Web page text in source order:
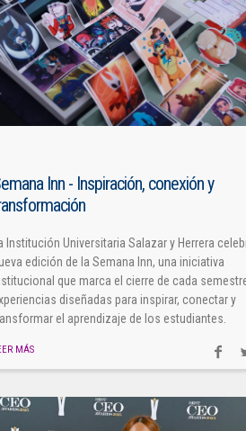
Inn - Inspiración, conexión y
Institución Universitaria Salazar y Herrera
edición de la Semana Inn, una iniciativa
que marca el cierre de cada
diseñadas para inspirar, conectar y
el aprendizaje de los estudiantes.
MÁS